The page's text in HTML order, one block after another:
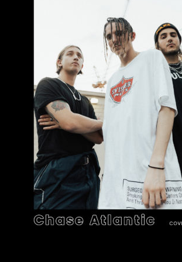
Cover Story
ATLANTIC,